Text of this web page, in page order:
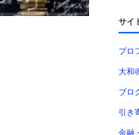
サイ
プロ
大和
ブロ
引き
金融